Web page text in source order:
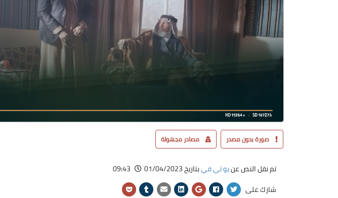
صورة بدون مصدر مصادر مجهولة
تم نقل النص عنيو تي فيبتاريخ 01/04/2023
شارك على